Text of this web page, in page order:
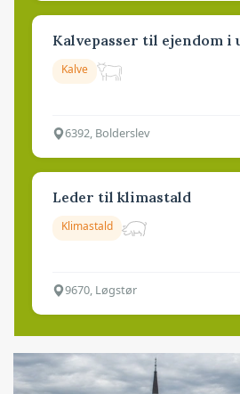
Kalvepasser til ejendom i
Kalve
6392, Bolderslev
Leder til klimastald
Klimastald
9670, Løgstør